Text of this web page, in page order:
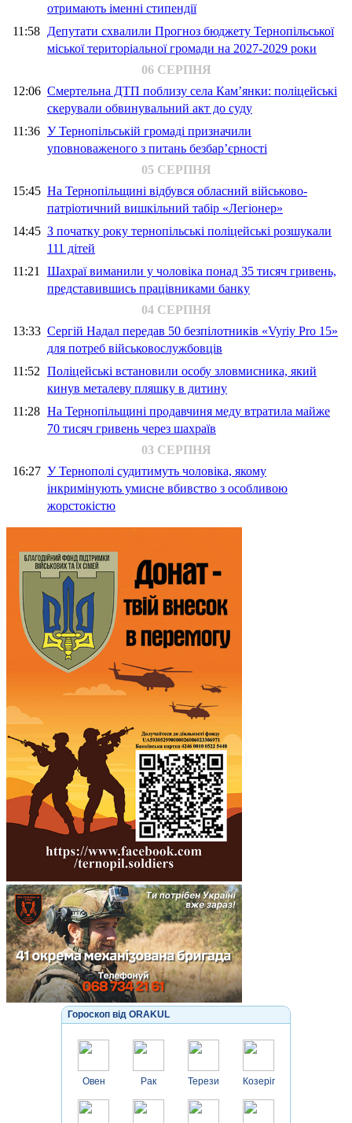
отримають іменні стипендії
11:58 Депутати схвалили Прогноз бюджету Тернопільської
міської територіальної громади на 2027-2029 роки
06 СЕРПНЯ
12:06 Смертельна ДТП поблизу села Кам’янки: поліцейські
скерували обвинувальний акт до суду
11:36 У Тернопільській громаді призначили
уповноваженого з питань безбар’єрності
05 СЕРПНЯ
15:45 На Тернопільщині відбувся обласний військово-
патріотичний вишкільний табір «Легіонер»
14:45 З початку року тернопільські поліцейські розшукали
111 дітей
11:21 Шахраї виманили у чоловіка понад 35 тисяч гривень,
представившись працівниками банку
04 СЕРПНЯ
13:33 Сергій Надал передав 50 безпілотників «Vyriy Pro 15»
для потреб військовослужбовців
11:52 Поліцейські встановили особу зловмисника, який
кинув металеву пляшку в дитину
11:28 На Тернопільщині продавчиня меду втратила майже
70 тисяч гривень через шахраїв
03 СЕРПНЯ
16:27 У Тернополі судитимуть чоловіка, якому
інкримінують умисне вбивство з особливою
жорстокістю
Гороскоп від ORAKUL
Овен Рак Терези Козеріг